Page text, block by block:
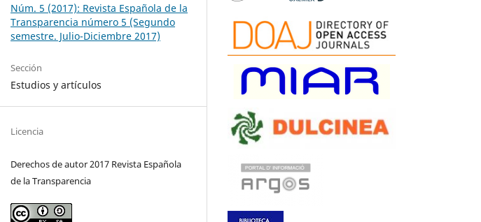
Núm. 5 (2017): Revista Española de la
Transparencia número 5 (Segundo
semestre. Julio-Diciembre 2017)
Sección
Estudios y artículos
Licencia
Derechos de autor 2017 Revista Española
de la Transparencia